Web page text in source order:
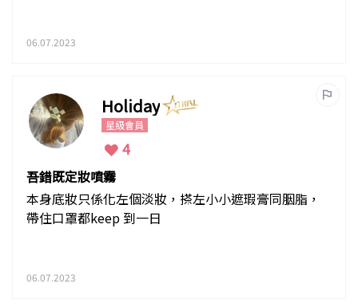
06.07.2023
Holiday
星級會員
4
吾錯既定妝噴霧
本身底妝只係化左個淡妝，搽左小小遮瑕膏同胭脂，
帶住口罩都keep 到一日
06.07.2023